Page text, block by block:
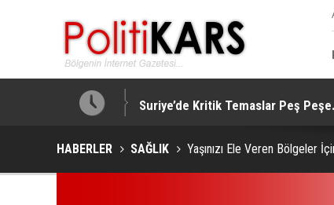
Suriye’de Kritik Temaslar Peş
HABERLER SAĞLIK Yaşınızı Ele Veren Bölgeler